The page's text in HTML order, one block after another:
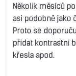
Několik měsíců
asi podobně jako
Proto se
přidat kontrastní
křesla apod.